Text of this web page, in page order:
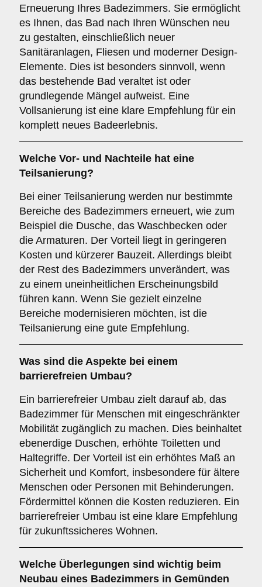
Erneuerung Ihres Badezimmers. Sie ermöglicht
es Ihnen, das Bad nach Ihren Wünschen neu
zu gestalten, einschließlich neuer
Sanitäranlagen, Fliesen und moderner Design-
Elemente. Dies ist besonders sinnvoll, wenn
das bestehende Bad veraltet ist oder
grundlegende Mängel aufweist. Eine
Vollsanierung ist eine klare Empfehlung für ein
komplett neues Badeerlebnis.
Welche Vor- und Nachteile hat eine
Teilsanierung?
Bei einer Teilsanierung werden nur bestimmte
Bereiche des Badezimmers erneuert, wie zum
Beispiel die Dusche, das Waschbecken oder
die Armaturen. Der Vorteil liegt in geringeren
Kosten und kürzerer Bauzeit. Allerdings bleibt
der Rest des Badezimmers unverändert, was
zu einem uneinheitlichen Erscheinungsbild
führen kann. Wenn Sie gezielt einzelne
Bereiche modernisieren möchten, ist die
Teilsanierung eine gute Empfehlung.
Was sind die Aspekte bei einem
barrierefreien Umbau?
Ein barrierefreier Umbau zielt darauf ab, das
Badezimmer für Menschen mit eingeschränkter
Mobilität zugänglich zu machen. Dies beinhaltet
ebenerdige Duschen, erhöhte Toiletten und
Haltegriffe. Der Vorteil ist ein erhöhtes Maß an
Sicherheit und Komfort, insbesondere für ältere
Menschen oder Personen mit Behinderungen.
Fördermittel können die Kosten reduzieren. Ein
barrierefreier Umbau ist eine klare Empfehlung
für zukunftssicheres Wohnen.
Welche Überlegungen sind wichtig beim
Neubau eines Badezimmers in Gemünden